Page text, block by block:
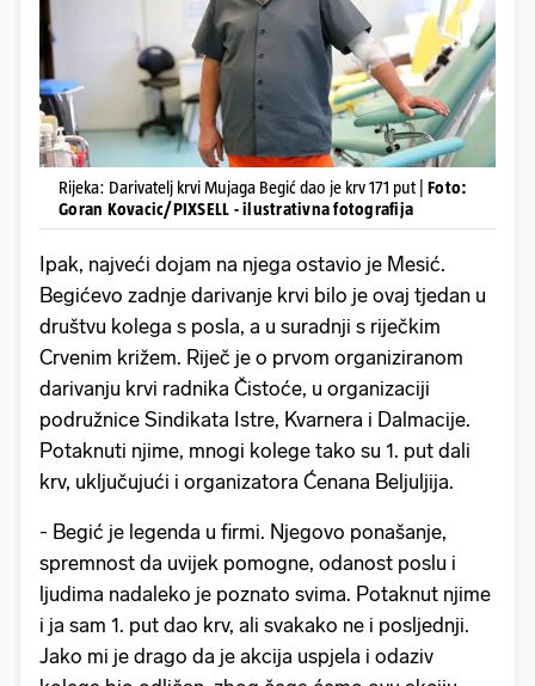
Rijeka: Darivatelj krvi Mujaga Begić dao je krv 171 put | Foto:
Goran Kovacic/PIXSELL - ilustrativna fotografija
Ipak, najveći dojam na njega ostavio je Mesić.
Begićevo zadnje darivanje krvi bilo je ovaj tjedan u
društvu kolega s posla, a u suradnji s riječkim
Crvenim križem. Riječ je o prvom organiziranom
darivanju krvi radnika Čistoće, u organizaciji
podružnice Sindikata Istre, Kvarnera i Dalmacije.
Potaknuti njime, mnogi kolege tako su 1. put dali
krv, uključujući i organizatora Ćenana Beljuljija.
- Begić je legenda u firmi. Njegovo ponašanje,
spremnost da uvijek pomogne, odanost poslu i
ljudima nadaleko je poznato svima. Potaknut njime
i ja sam 1. put dao krv, ali svakako ne i posljednji.
Jako mi je drago da je akcija uspjela i odaziv